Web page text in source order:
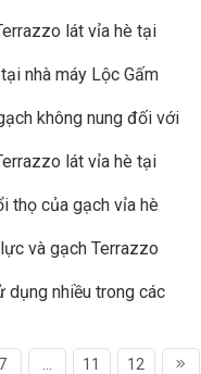
lát vỉa hè tại
nhà máy Lộc Gấm
không nung đối với
lát vỉa hè tại
thọ của gạch vỉa hè
và gạch Terrazzo
nhiều trong các
7 11 12